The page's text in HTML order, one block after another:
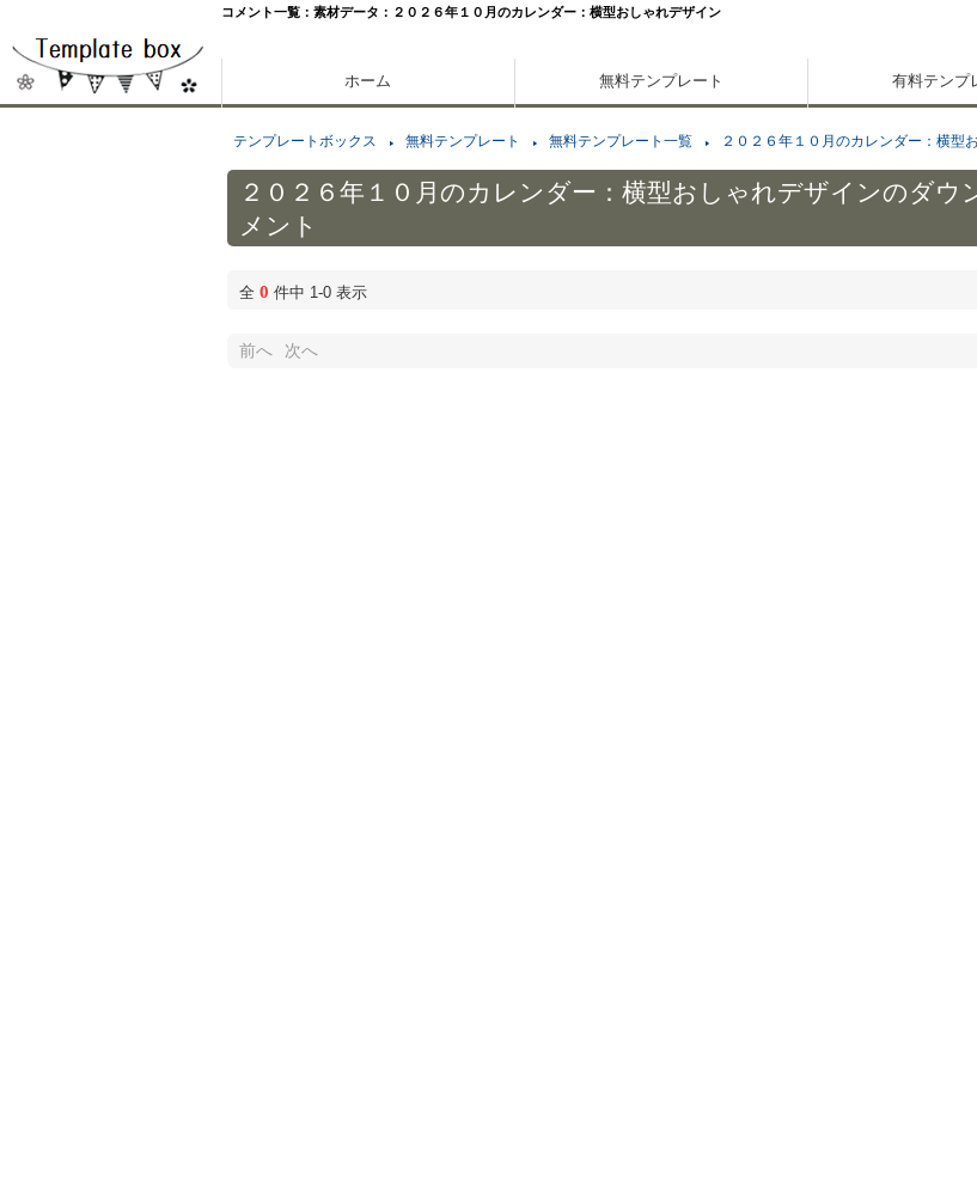
コメント一覧：素材データ：２０２６年１０月のカレンダー：横型おしゃれデザイン
ホーム 無料テンプレート 有料テンプ
テンプレートボックス 無料テンプレート 無料テンプレート一覧 ２０２６年１０月のカレンダー：横型
２０２６年１０月のカレンダー：横型おしゃれデザインのダウ
メント
全 0 件中 1-0 表示
前へ 次へ